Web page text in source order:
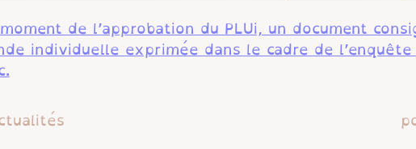
de l’approbation du PLUi, un document
individuelle exprimée dans le cadre de